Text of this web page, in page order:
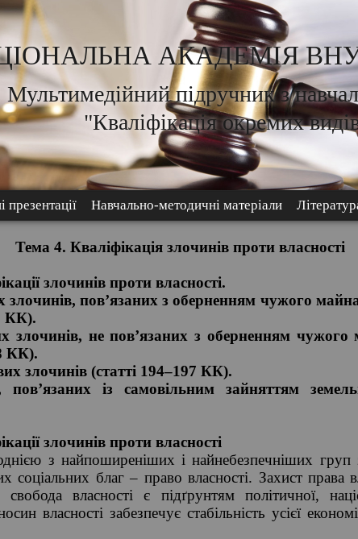
АКАДЕМІЯ
Мультимедійний підручник з
"Кваліфікація окремих
презентації Навчально-методичні матеріали
Тема 4. Кваліфікація злочинів проти власності
злочинів проти власності.
злочинів, пов’язаних з оберненням чужого
КК).
злочинів, не пов’язаних з оберненням
КК).
злочинів (статті 194–197 КК).
пов’язаних із самовільним зайняттям
злочинів проти власності
з найпоширеніших і найнебезпечніших груп
соціальних благ – право власності. Захист права
власності є підґрунтям політичної,
власності забезпечує стабільність усієї